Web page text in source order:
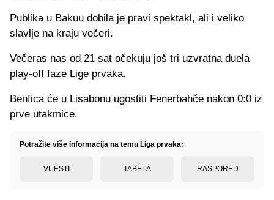
Publika u Bakuu dobila je pravi spektakl, ali i veliko
slavlje na kraju večeri.
Večeras nas od 21 sat očekuju još tri uzvratna duela
play-off faze Lige prvaka.
Benfica će u Lisabonu ugostiti Fenerbahče nakon 0:0 iz
prve utakmice.
Potražite više informacija na temu Liga prvaka:
VIJESTI TABELA RASPORED